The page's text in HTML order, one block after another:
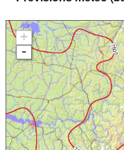
+
-